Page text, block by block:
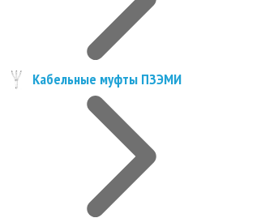
Кабельные муфты ПЗЭМИ